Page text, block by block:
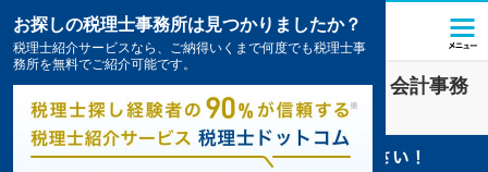
金融業界に強い郡山市(福島県)の税理士・会計事務
所の一覧3件掲載中
お探しの税理士事務所は見つかりましたか？
税理士紹介サービスなら、ご納得いくまで何度でも税理士事
務所を無料でご紹介可能です。